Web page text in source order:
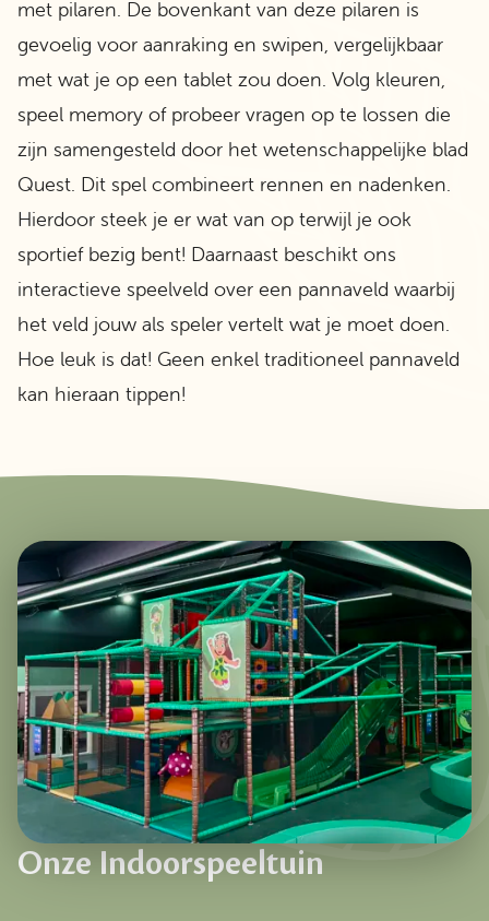
met pilaren. De bovenkant van deze pilaren is
gevoelig voor aanraking en swipen, vergelijkbaar
met wat je op een tablet zou doen. Volg kleuren,
speel memory of probeer vragen op te lossen die
zijn samengesteld door het wetenschappelijke blad
Quest. Dit spel combineert rennen en nadenken.
Hierdoor steek je er wat van op terwijl je ook
sportief bezig bent! Daarnaast beschikt ons
interactieve speelveld over een pannaveld waarbij
het veld jouw als speler vertelt wat je moet doen.
Hoe leuk is dat! Geen enkel traditioneel pannaveld
kan hieraan tippen!
Onze Indoorspeeltuin